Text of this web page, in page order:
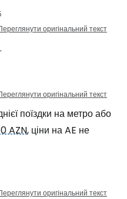
оригінальний текст
оригінальний текст
поїздки на метро або
AZN, ціни на AE не
оригінальний текст